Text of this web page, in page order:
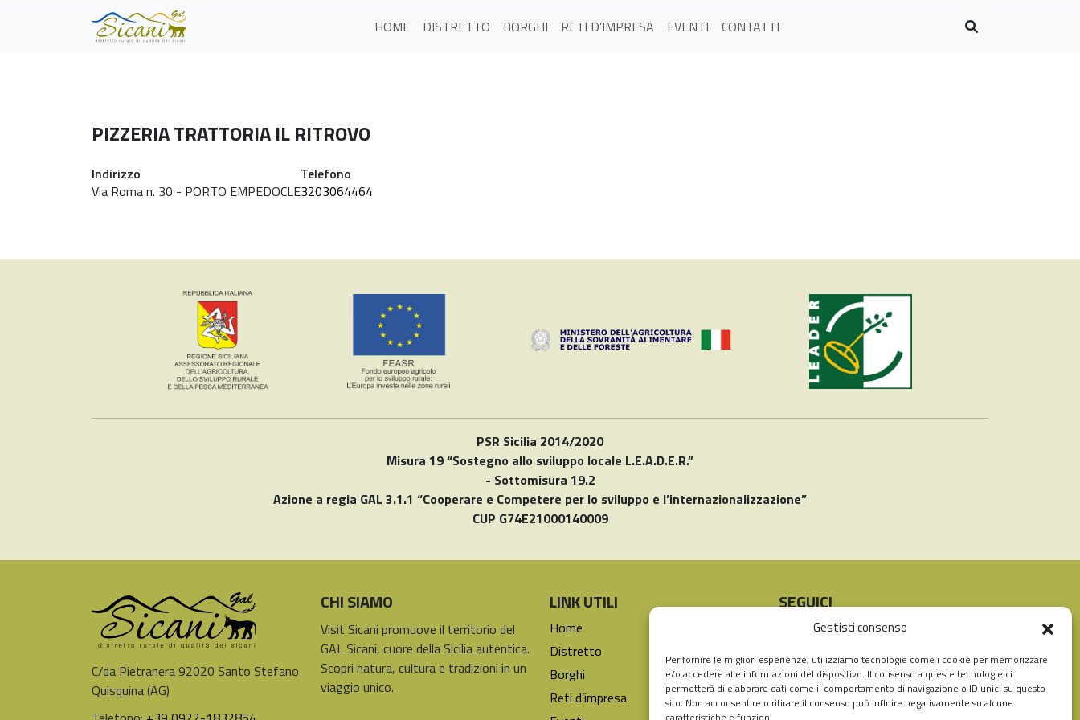
Gestisci consenso
Per fornire le migliori esperienze, utilizziamo tecnologie come i cookie per memorizzare
e/o accedere alle informazioni del dispositivo. Il consenso a queste tecnologie ci
permetterà di elaborare dati come il comportamento di navigazione o ID unici su questo
sito. Non acconsentire o ritirare il consenso può influire negativamente su alcune
HOME DISTRETTO BORGHI RETI D’IMPRESA EVENTI CONTATTI
PIZZERIA TRATTORIA IL RITROVO
Indirizzo
Via Roma n. 30 - PORTO EMPEDOCLE
Telefono
3203064464
PSR Sicilia 2014/2020
Misura 19 “Sostegno allo sviluppo locale L.E.A.D.E.R.”
- Sottomisura 19.2
Azione a regia GAL 3.1.1 “Cooperare e Competere per lo sviluppo e l’internazionalizzazione”
CUP G74E21000140009
C/da Pietranera 92020 Santo Stefano
Quisquina (AG)
CHI SIAMO
Visit Sicani promuove il territorio del
GAL Sicani, cuore della Sicilia autentica.
Scopri natura, cultura e tradizioni in un
viaggio unico.
LINK UTILI
Home
Distretto
Borghi
Reti d’impresa
SEGUICI
Instagram
Facebook